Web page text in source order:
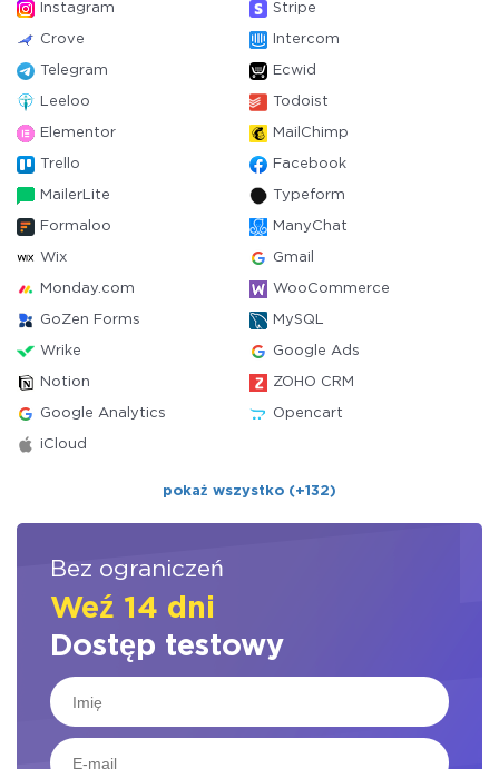
Instagram Stripe
Crove Intercom
Telegram Ecwid
Leeloo Todoist
Elementor MailChimp
Trello Facebook
MailerLite Typeform
Formaloo ManyChat
Wix Gmail
Monday.com WooCommerce
GoZen Forms MySQL
Wrike Google Ads
Notion ZOHO CRM
Google Analytics Opencart
iCloud
pokaż wszystko (+132)
Bez ograniczeń
Weź 14 dni
Dostęp testowy